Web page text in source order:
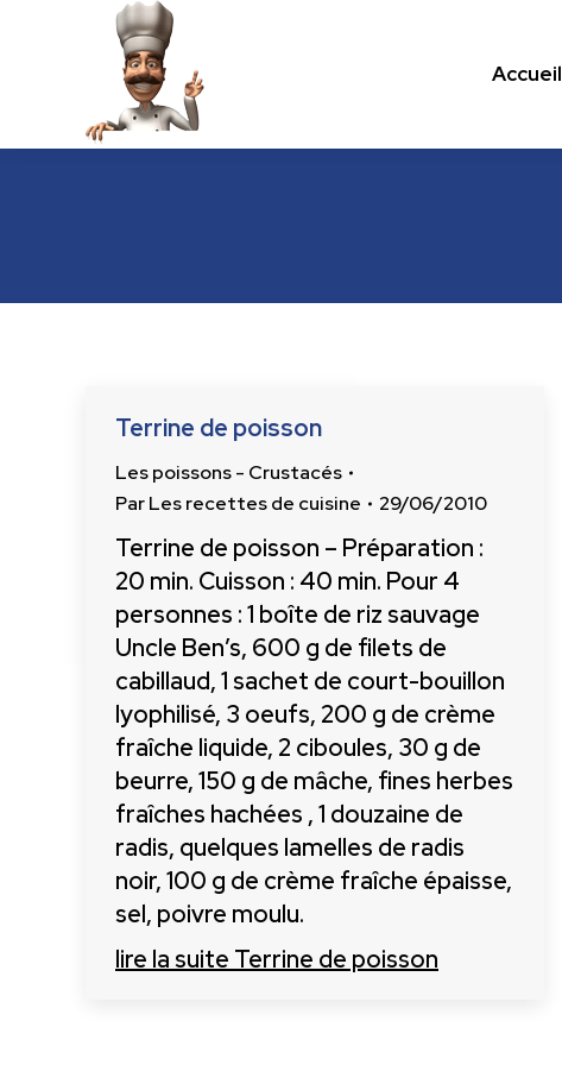
Les recettes de cuisine.com Accueil
Terrine de poisson
Les poissons - Crustacés
ParLes recettes de cuisine 29/06/2010
Terrine de poisson – Préparation :
20 min. Cuisson : 40 min. Pour 4
personnes : 1 boîte de riz sauvage
Uncle Ben’s, 600 g de filets de
cabillaud, 1 sachet de court-bouillon
lyophilisé, 3 oeufs, 200 g de crème
fraîche liquide, 2 ciboules, 30 g de
beurre, 150 g de mâche, fines herbes
fraîches hachées , 1 douzaine de
radis, quelques lamelles de radis
noir, 100 g de crème fraîche épaisse,
sel, poivre moulu.
lire la suite Terrine de poisson